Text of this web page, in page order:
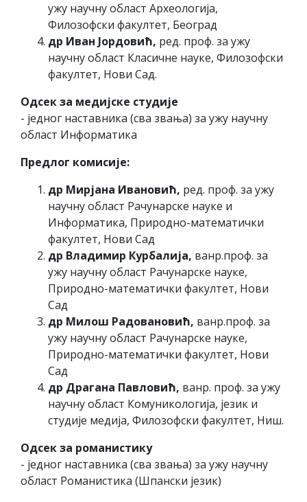
ужу научну област Археологија,
Филозофски факултет, Београд
др Иван Јордовић, ред. проф. за ужу
научну област Класичне науке, Филозофски
факултет, Нови Сад.
Одсек за медијске студије
- једног наставника (сва звања) за ужу научну
област Информатика
Предлог комисије:
др Мирјана Ивановић, ред. проф. за ужу
научну област Рачунарске науке и
Информатика, Природно-математички
факултет, Нови Сад
др Владимир Курбалија, ванр.проф. за
ужу научну област Рачунарске науке,
Природно-математички факултет, Нови
Сад
др Милош Радовановић, ванр.проф. за
ужу научну област Рачунарске науке,
Природно-математички факултет, Нови
Сад
др Драгана Павловић, ванр. проф. за ужу
научну област Комуникологија, језик и
студије медија, Филозофски факултет, Ниш.
Одсек за романистику
- једног наставника (сва звања) за ужу научну
област Романистика (Шпански језик)